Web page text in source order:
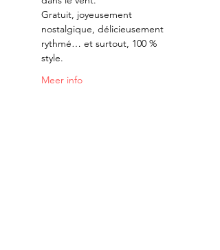
Gratuit, joyeusement
nostalgique, délicieusement
rythmé… et surtout, 100 %
style.
Meer info